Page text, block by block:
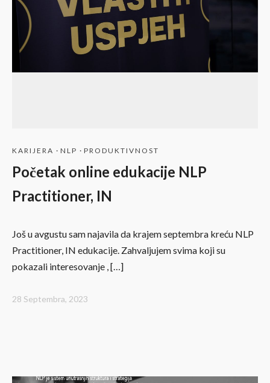
KARIJERA · NLP · PRODUKTIVNOST
Početak online edukacije NLP
Practitioner, IN
Još u avgustu sam najavila da krajem septembra kreću NLP
Practitioner, IN edukacije. Zahvaljujem svima koji su
pokazali interesovanje , […]
28 Septembra, 2023